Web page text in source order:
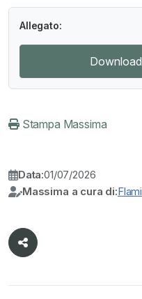
Allegato:
Stampa Massima
Data:01/07/2026
Massima a cura di: